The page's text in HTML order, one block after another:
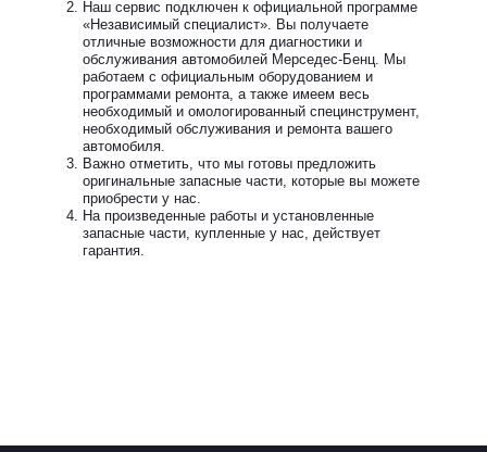
Наш сервис подключен к официальной программе
«Независимый специалист». Вы получаете
отличные возможности для диагностики и
обслуживания автомобилей Мерседес-Бенц. Мы
работаем с официальным оборудованием и
программами ремонта, а также имеем весь
необходимый и омологированный специнструмент,
необходимый обслуживания и ремонта вашего
автомобиля.
Важно отметить, что мы готовы предложить
оригинальные запасные части, которые вы можете
приобрести у нас.
На произведенные работы и установленные
запасные части, купленные у нас, действует
гарантия.